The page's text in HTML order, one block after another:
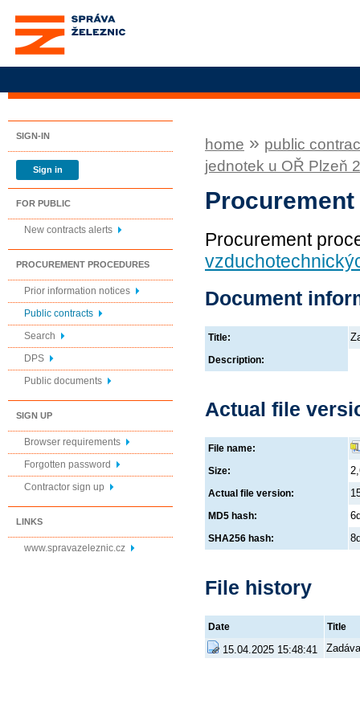
Správa železnic, státní
organizace
SIGN-IN
Sign in
FOR PUBLIC
New contracts alerts
PROCUREMENT PROCEDURES
Prior information notices
Public contracts
Search
DPS
Public documents
SIGN UP
Browser requirements
Forgotten password
Contractor sign up
LINKS
www.spravazeleznic.cz
home » public
jednotek u OŘ Plzeň
Procurement
Document
Title:
Description:
Actual file
File name:
Size:
Actual file version:
MD5 hash:
SHA256 hash:
File history
Date Title
15.04.2025 15:48:41